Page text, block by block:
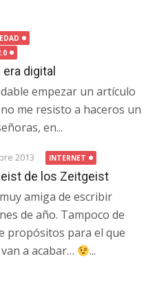
digital
empezar un artículo
me resisto a haceros un
en...
2013 INTERNET
de los Zeitgeist
amiga de escribir
de año. Tampoco de
propósitos para el que
a acabar…
...